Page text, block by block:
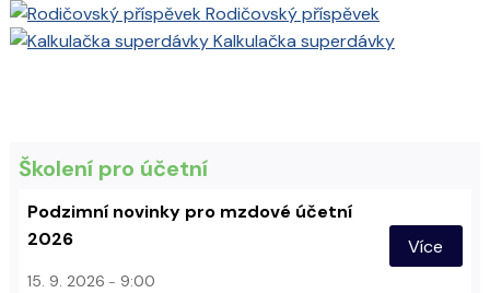
Rodičovský příspěvek
Kalkulačka superdávky
Školení pro účetní
Podzimní novinky pro mzdové účetní
2026
15. 9. 2026 9:00
Více